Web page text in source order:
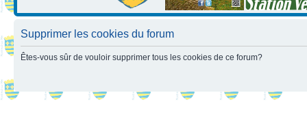
Supprimer les cookies du forum
Êtes-vous sûr de vouloir supprimer tous les cookies de ce forum?